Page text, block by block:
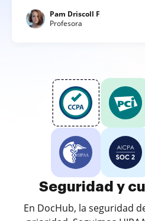
Pam Driscoll F
Profesora
Seguridad y
En DocHub, la seguridad